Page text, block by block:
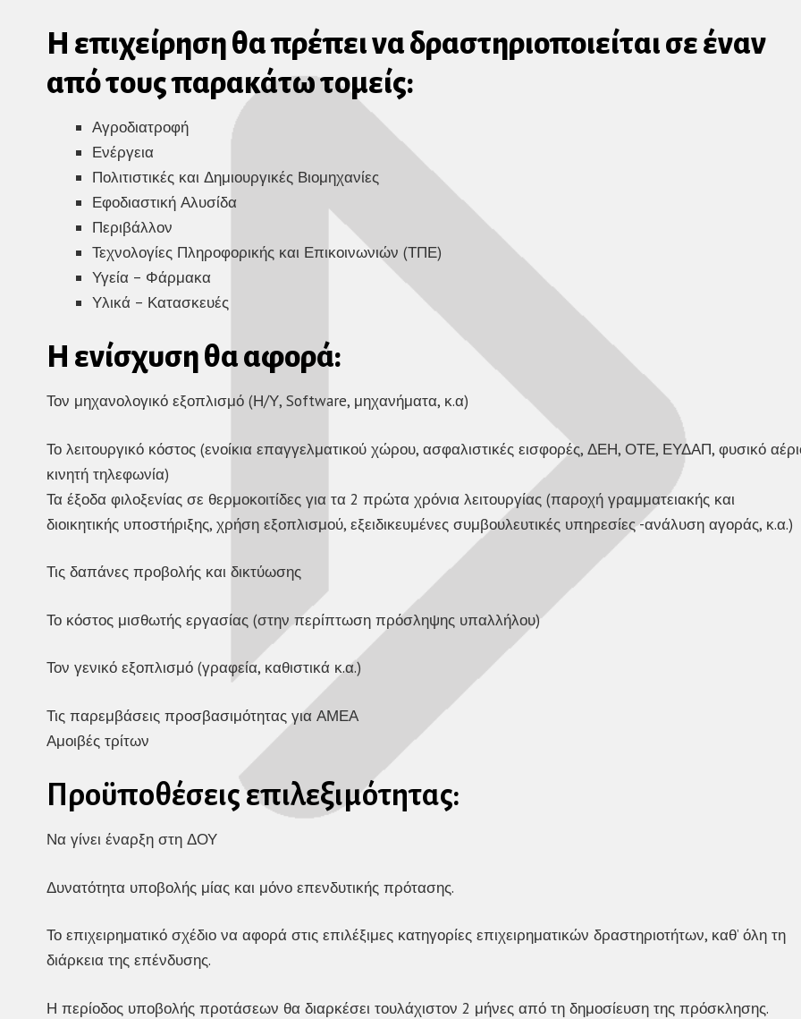
Η επιχείρηση θα πρέπει να δραστηριοποιείται σε έναν
από τους παρακάτω τομείς:
Αγροδιατροφή
Ενέργεια
Πολιτιστικές και Δημιουργικές Βιομηχανίες
Εφοδιαστική Αλυσίδα
Περιβάλλον
Τεχνολογίες Πληροφορικής και Επικοινωνιών (ΤΠΕ)
Υγεία – Φάρμακα
Υλικά – Κατασκευές
Η ενίσχυση θα αφορά:
Τον μηχανολογικό εξοπλισμό (Η/Υ, Software, μηχανήματα, κ.α)
Το λειτουργικό κόστος (ενοίκια επαγγελματικού χώρου, ασφαλιστικές εισφορές, ΔΕΗ, ΟΤΕ, ΕΥΔΑΠ, φυσικό
κινητή τηλεφωνία)
Τα έξοδα φιλοξενίας σε θερμοκοιτίδες για τα 2 πρώτα χρόνια λειτουργίας (παροχή γραμματειακής και
διοικητικής υποστήριξης, χρήση εξοπλισμού, εξειδικευμένες συμβουλευτικές υπηρεσίες -ανάλυση αγοράς, κ.α.)
Τις δαπάνες προβολής και δικτύωσης
Το κόστος μισθωτής εργασίας (στην περίπτωση πρόσληψης υπαλλήλου)
Τον γενικό εξοπλισμό (γραφεία, καθιστικά κ.α.)
Τις παρεμβάσεις προσβασιμότητας για ΑΜΕΑ
Αμοιβές τρίτων
Προϋποθέσεις επιλεξιμότητας:
Να γίνει έναρξη στη ΔΟΥ
Δυνατότητα υποβολής μίας και μόνο επενδυτικής πρότασης.
Το επιχειρηματικό σχέδιο να αφορά στις επιλέξιμες κατηγορίες επιχειρηματικών δραστηριοτήτων, καθ’ όλη τη
διάρκεια της επένδυσης.
Η περίοδος υποβολής προτάσεων θα διαρκέσει τουλάχιστον 2 μήνες από τη δημοσίευση της πρόσκλησης.